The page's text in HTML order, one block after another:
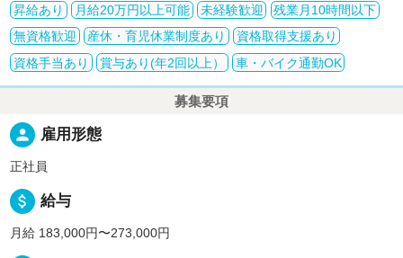
昇給あり
月給20万円以上可能 未経験歓迎
残業月10時間以下
無資格歓迎
産休・育児休業制度あり
資格取得支援あり
資格手当あり
賞与あり(年2回以上） 車・バイク通勤OK
募集要項
person 雇用形態
正社員
attach_money 給与
月給 183,000円〜273,000円